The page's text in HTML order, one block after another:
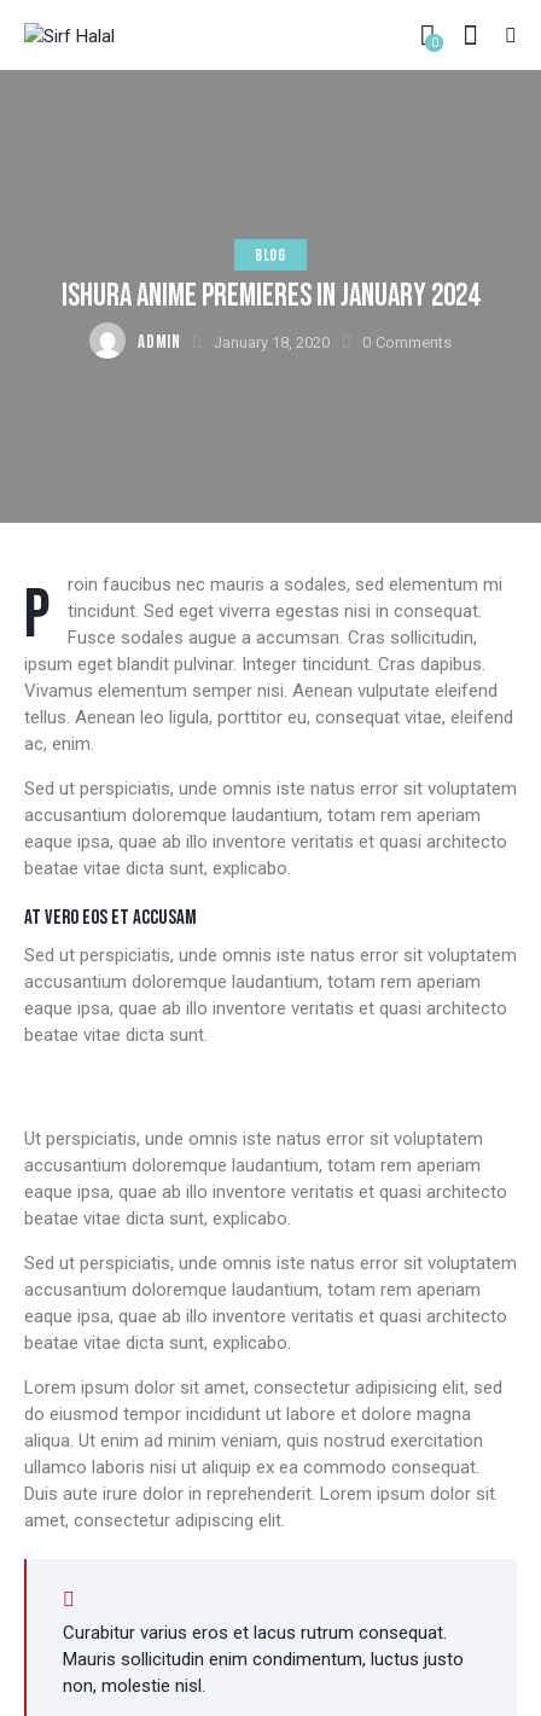
0
BLOG
ISHURA ANIME PREMIERES IN JANUARY 2024
ADMIN January 18, 2020 0 Comments
Proin faucibus nec mauris a sodales, sed elementum mi
tincidunt. Sed eget viverra egestas nisi in consequat.
Fusce sodales augue a accumsan. Cras sollicitudin,
ipsum eget blandit pulvinar. Integer tincidunt. Cras dapibus.
Vivamus elementum semper nisi. Aenean vulputate eleifend
tellus. Aenean leo ligula, porttitor eu, consequat vitae, eleifend
ac, enim.
Sed ut perspiciatis, unde omnis iste natus error sit voluptatem
accusantium doloremque laudantium, totam rem aperiam
eaque ipsa, quae ab illo inventore veritatis et quasi architecto
beatae vitae dicta sunt, explicabo.
AT VERO EOS ET ACCUSAM
Sed ut perspiciatis, unde omnis iste natus error sit voluptatem
accusantium doloremque laudantium, totam rem aperiam
eaque ipsa, quae ab illo inventore veritatis et quasi architecto
beatae vitae dicta sunt.
Ut perspiciatis, unde omnis iste natus error sit voluptatem
accusantium doloremque laudantium, totam rem aperiam
eaque ipsa, quae ab illo inventore veritatis et quasi architecto
beatae vitae dicta sunt, explicabo.
Sed ut perspiciatis, unde omnis iste natus error sit voluptatem
accusantium doloremque laudantium, totam rem aperiam
eaque ipsa, quae ab illo inventore veritatis et quasi architecto
beatae vitae dicta sunt, explicabo.
Lorem ipsum dolor sit amet, consectetur adipisicing elit, sed
do eiusmod tempor incididunt ut labore et dolore magna
aliqua. Ut enim ad minim veniam, quis nostrud exercitation
ullamco laboris nisi ut aliquip ex ea commodo consequat.
Duis aute irure dolor in reprehenderit. Lorem ipsum dolor sit
amet, consectetur adipiscing elit.
Curabitur varius eros et lacus rutrum consequat.
Mauris sollicitudin enim condimentum, luctus justo
non, molestie nisl.